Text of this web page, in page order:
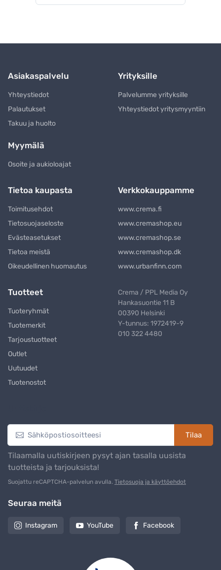
Asiakaspalvelu
Yhteystiedot
Palautukset
Takuu ja huolto
Yrityksille
Palvelumme yrityksille
Yhteystiedot yritysmyyntiin
Myymälä
Osoite ja aukioloajat
Tietoa kaupasta
Toimitusehdot
Tietosuojaseloste
Evästeasetukset
Tietoa meistä
Oikeudellinen huomautus
Verkkokauppamme
www.crema.fi
www.cremashop.eu
www.cremashop.se
www.cremashop.dk
www.urbanfinn.com
Tuotteet
Tuoteryhmät
Tuotemerkit
Tarjoustuotteet
Outlet
Uutuudet
Tuotenostot
Crema / PPL Media Oy
Hankasuontie 11 B
00390 Helsinki
Y-tunnus: 1972419-9
010 322 4480
Tilaa
Tilaamalla uutiskirjeen pysyt ajan tasalla uusista
tuotteista ja tarjouksista!
Suojattu reCAPTCHA-palvelun avulla. Tietosuoja ja käyttöehdot
Seuraa meitä
Instagram YouTube Facebook